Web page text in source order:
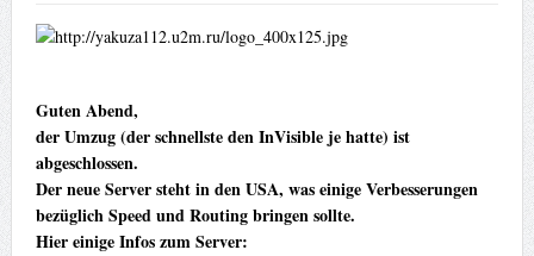
Guten Abend,
der Umzug (der schnellste den InVisible je hatte) ist
abgeschlossen.
Der neue Server steht in den USA, was einige Verbesserungen
bezüglich Speed und Routing bringen sollte.
Hier einige Infos zum Server: